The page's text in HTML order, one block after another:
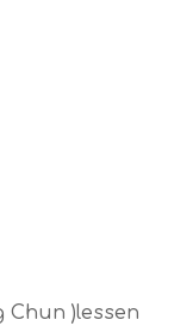
Chun )lessen